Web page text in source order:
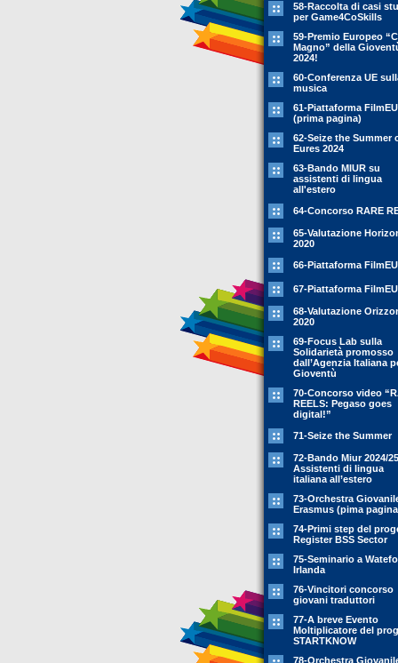
58-Raccolta di casi
per Game4CoSkills
59-Premio Europeo
Magno” della
2024!
60-Conferenza UE
musica
61-Piattaforma FilmEU
(prima pagina)
62-Seize the Summer
Eures 2024
63-Bando MIUR su
assistenti di lingua
all'estero
64-Concorso RARE
65-Valutazione
2020
66-Piattaforma FilmEU
67-Piattaforma FilmEU
68-Valutazione
2020
69-Focus Lab sulla
Solidarietà promosso
dall’Agenzia Italiana
Gioventù
70-Concorso video
REELS: Pegaso goes
digital!”
71-Seize the Summer
72-Bando Miur 2024/
Assistenti di lingua
italiana all’estero
73-Orchestra
Erasmus (pima
74-Primi step del
Register BSS Sector
75-Seminario a
Irlanda
76-Vincitori concorso
giovani traduttori
77-A breve Evento
Moltiplicatore del
STARTKNOW
78-Orchestra